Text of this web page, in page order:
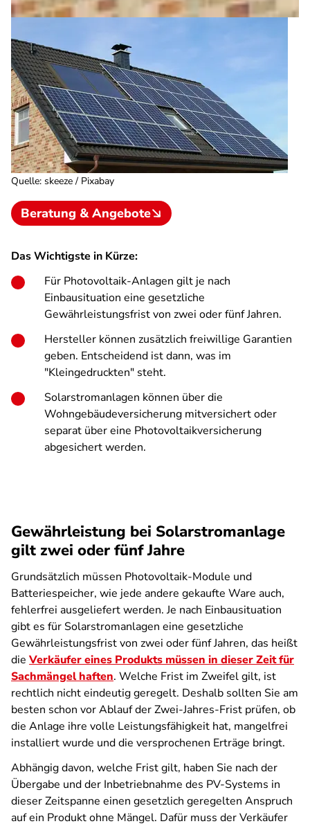
Quelle: skeeze / Pixabay
Beratung & Angebote
Das Wichtigste in Kürze:
Für Photovoltaik-Anlagen gilt je nach
Einbausituation eine gesetzliche
Gewährleistungsfrist von zwei oder fünf Jahren.
Hersteller können zusätzlich freiwillige Garantien
geben. Entscheidend ist dann, was im
"Kleingedruckten" steht.
Solarstromanlagen können über die
Wohngebäudeversicherung mitversichert oder
separat über eine Photovoltaikversicherung
abgesichert werden.
Gewährleistung bei Solarstromanlage
gilt zwei oder fünf Jahre
Grundsätzlich müssen Photovoltaik-Module und
Batteriespeicher, wie jede andere gekaufte Ware auch,
fehlerfrei ausgeliefert werden. Je nach Einbausituation
gibt es für Solarstromanlagen eine gesetzliche
Gewährleistungsfrist von zwei oder fünf Jahren, das heißt
die Verkäufer eines Produkts müssen in dieser Zeit für
Sachmängel haften. Welche Frist im Zweifel gilt, ist
rechtlich nicht eindeutig geregelt. Deshalb sollten Sie am
besten schon vor Ablauf der Zwei-Jahres-Frist prüfen, ob
die Anlage ihre volle Leistungsfähigkeit hat, mangelfrei
installiert wurde und die versprochenen Erträge bringt.
Abhängig davon, welche Frist gilt, haben Sie nach der
Übergabe und der Inbetriebnahme des PV-Systems in
dieser Zeitspanne einen gesetzlich geregelten Anspruch
auf ein Produkt ohne Mängel. Dafür muss der Verkäufer